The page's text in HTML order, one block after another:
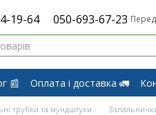
19-64 050-693-67-23
📰 Оплата і доставка 🚛
публічної оферти Обмін і
трубки та мундштуки